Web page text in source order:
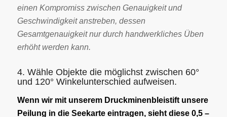
einen Kompromiss zwischen Genauigkeit und
Geschwindigkeit anstreben, dessen
Gesamtgenauigkeit nur durch handwerkliches Üben
erhöht werden kann.
4. Wähle Objekte die möglichst zwischen 60°
und 120° Winkelunterschied aufweisen.
Wenn wir mit unserem Druckminenbleistift unsere
Peilung in die Seekarte eintragen, sieht diese 0,5 –